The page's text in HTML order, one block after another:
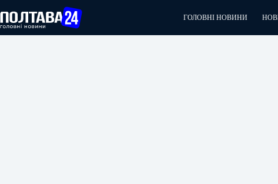
до
вмісту
ГОЛОВНІ НОВИНИ